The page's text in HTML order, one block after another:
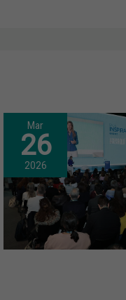
Mar
26
2026